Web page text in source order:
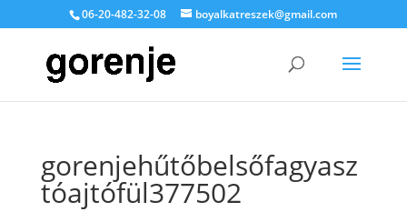
06-20-482-32-08 boyalkatreszek@gmail.com
gorenjehűtőbelsőfagyasz
tóajtófül377502